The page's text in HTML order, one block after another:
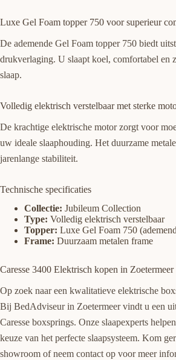
Luxe Gel Foam topper 750 voor superieur
De ademende Gel Foam topper 750 biedt
drukverlaging. U slaapt koel, comfortabel en
slaap.
Volledig elektrisch verstelbaar met sterke
De krachtige elektrische motor zorgt voor
uw ideale slaaphouding. Het duurzame
jarenlange stabiliteit.
Technische specificaties
Collectie: Jubileum Collection
Type: Volledig elektrisch verstelbaar
Topper: Luxe Gel Foam 750
Frame: Duurzaam metalen frame
Caresse 3400 Elektrisch kopen in Zoetermeer
Op zoek naar een kwalitatieve elektrische
Bij BedAdviseur in Zoetermeer vindt u een
Caresse boxsprings. Onze slaapexperts
keuze van het perfecte slaapsysteem. Kom
showroom of neem contact op voor meer